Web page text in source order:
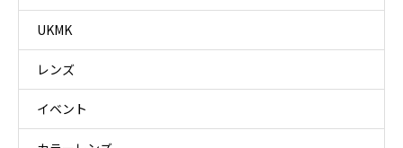
UKMK
レンズ
イベント